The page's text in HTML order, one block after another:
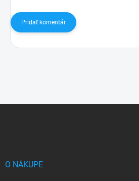
Pridať komentár
O NÁKUPE